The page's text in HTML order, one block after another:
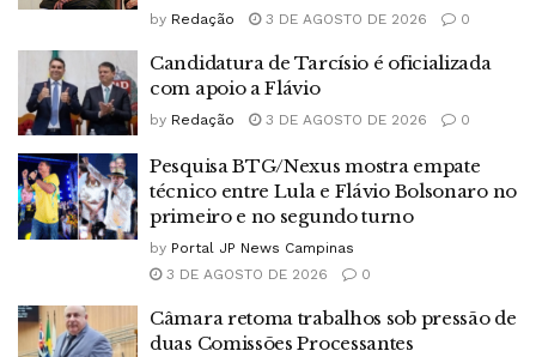
by Redação 3 DE AGOSTO DE 2026 0
Candidatura de Tarcísio é oficializada
com apoio a Flávio
by Redação 3 DE AGOSTO DE 2026 0
Pesquisa BTG/Nexus mostra empate
técnico entre Lula e Flávio Bolsonaro no
primeiro e no segundo turno
by Portal JP News Campinas
3 DE AGOSTO DE 2026
0
Câmara retoma trabalhos sob pressão de
duas Comissões Processantes